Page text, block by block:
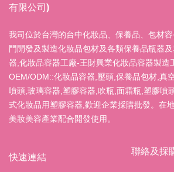
有限公司)
我司位於台灣的台中化妝品、保養品、包材
門開發及製造化妝品包材及各類保養品瓶器
器,化妝品容器工廠-王財興業化妝品容器製造
OEM/ODM::化妝品容器,壓頭,保養品包材,真
噴頭,玻璃容器,塑膠容器,吹瓶,面霜瓶,塑膠噴
式化妝品用塑膠容器,歡迎企業採購批發。在
美妝美容產業配合開發使用。
快速連結
聯絡及採